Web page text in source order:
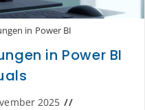
in Power BI
in Power BI
2025